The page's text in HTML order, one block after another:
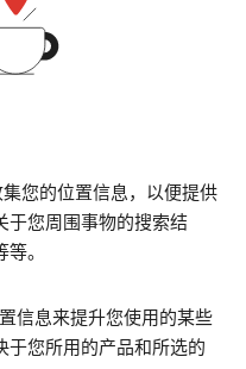
您的位置信息，以便提供
于您周围事物的搜索结
。
信息来提升您使用的某些
于您所用的产品和所选的